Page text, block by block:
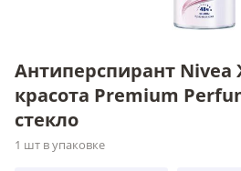
Антиперспирант
красота Premium
стекло
1 шт в упаковке